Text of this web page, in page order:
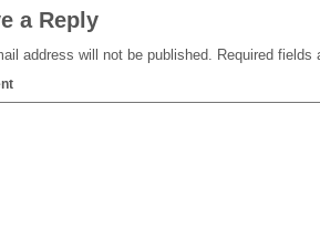
a Reply
address will not be published. Required fields